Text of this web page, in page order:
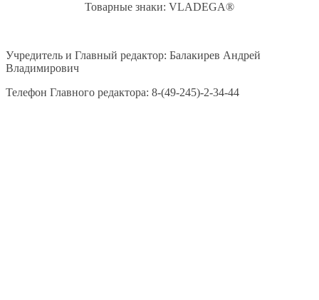
Товарные знаки: VLADEGA®
Учредитель и Главный редактор: Балакирев Андрей
Владимирович
Телефон Главного редактора: 8-(49-245)-2-34-44